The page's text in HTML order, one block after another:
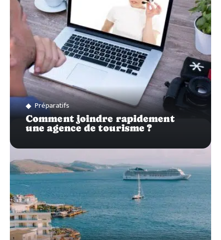
Préparatifs
Comment joindre rapidement
une agence de tourisme ?